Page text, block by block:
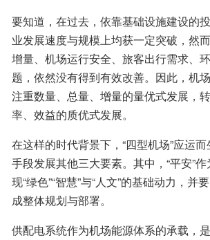
要知道，在过去，依靠基础设施建设的
业发展速度与规模上均获一定突破，然
增量、机场运行安全、旅客出行需求、
题，依然没有得到有效改善。因此，机
注重数量、总量、增量的量优式发展，
率、效益的质优式发展。
在这样的时代背景下，“四型机场”应运
手段发展其他三大要素。其中，“平安”
现“绿色”“智慧”与“人文”的基础动力，并
成整体规划与部署。
供配电系统作为机场能源体系的承载，